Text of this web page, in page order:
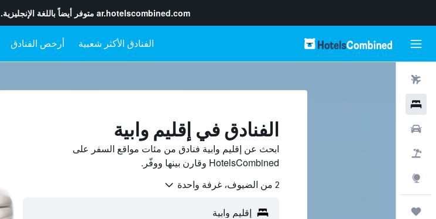
ar.hotelscombined.com متوفر أيضاً باللغة الإنجليزية.
أرخص الفنادق
الفنادق في إقليم وابية
ابحث عن إقليم وابية فنادق من مئات مواقع السفر على
HotelsCombined وقارن بينها ووفّر.
2 من الضيوف، غرفة واحدة